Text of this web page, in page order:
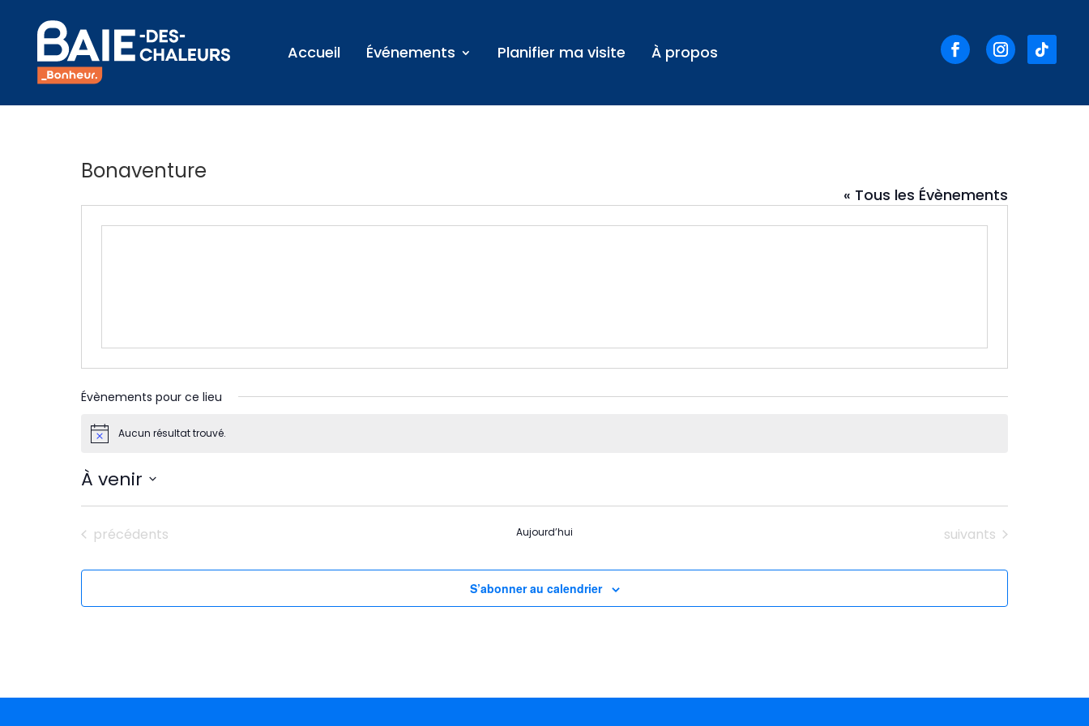
Accueil Événements Planifier ma visite À propos
Bonaventure
« Tous les Évènements
Évènements pour ce lieu
NoticeAucun résultat trouvé.
À venir
Sélectionnez
date.
Évènements
précédents Aujourd’hui Évènements
suivants
S’abonner au calendrier